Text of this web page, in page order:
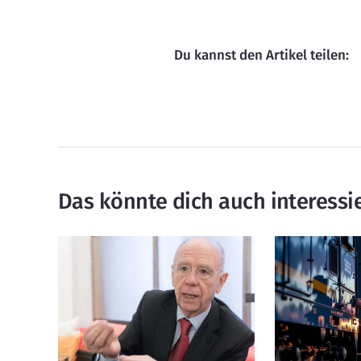
Du kannst den Artikel teilen:
Das könnte dich auch